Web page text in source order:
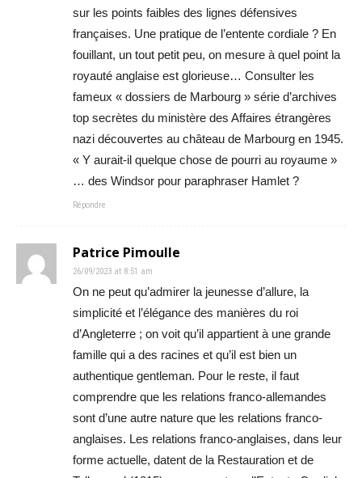
sur les points faibles des lignes défensives
françaises. Une pratique de l’entente cordiale ? En
fouillant, un tout petit peu, on mesure à quel point la
royauté anglaise est glorieuse… Consulter les
fameux « dossiers de Marbourg » série d’archives
top secrètes du ministère des Affaires étrangères
nazi découvertes au château de Marbourg en 1945.
« Y aurait-il quelque chose de pourri au royaume »
… des Windsor pour paraphraser Hamlet ?
Répondre
Patrice Pimoulle
26/09/2023 at 8:51 am
On ne peut qu’admirer la jeunesse d’allure, la
simplicité et l’élégance des manières du roi
d’Angleterre ; on voit qu’il appartient à une grande
famille qui a des racines et qu’il est bien un
authentique gentleman. Pour le reste, il faut
comprendre que les relations franco-allemandes
sont d’une autre nature que les relations franco-
anglaises. Les relations franco-anglaises, dans leur
forme actuelle, datent de la Restauration et de